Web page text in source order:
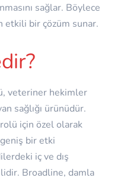
sağlar. Böylece
etkili bir çözüm sunar.
veteriner hekimler
sağlığı ürünüdür.
için özel olarak
bir etki
iç ve dış
Broadline, damla